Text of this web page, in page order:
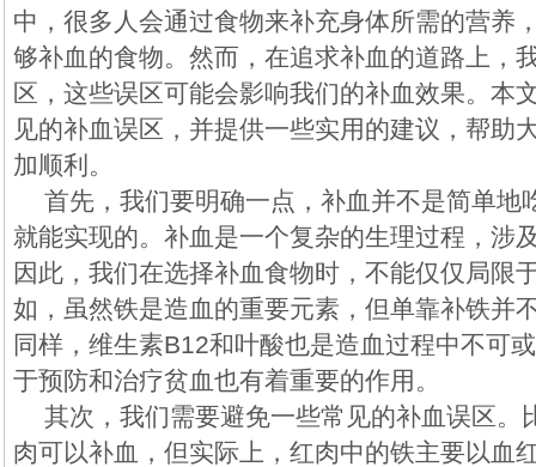
中，很多人会通过食物来补充身体所需的营养
够补血的食物。然而，在追求补血的道路上，
区，这些误区可能会影响我们的补血效果。本
见的补血误区，并提供一些实用的建议，帮助
加顺利。
首先，我们要明确一点，补血并不是简单地
就能实现的。补血是一个复杂的生理过程，涉
因此，我们在选择补血食物时，不能仅仅局限
如，虽然铁是造血的重要元素，但单靠补铁并
同样，维生素B12和叶酸也是造血过程中不可
于预防和治疗贫血也有着重要的作用。
其次，我们需要避免一些常见的补血误区。
肉可以补血，但实际上，红肉中的铁主要以血